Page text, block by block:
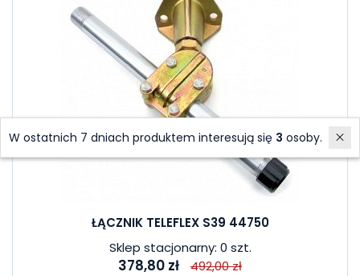
ŁĄCZNIK TELEFLEX S39 44750
Sklep stacjonarny: 0 szt.
378,80 zł 492,00 zł
W ostatnich 7 dniach produktem interesują się 3 osoby.